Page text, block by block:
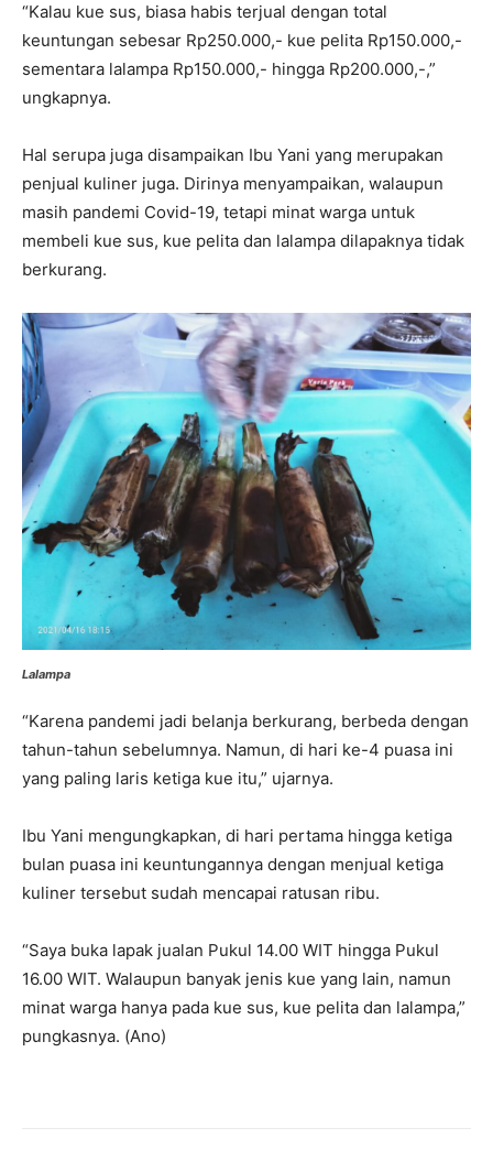
“Kalau kue sus, biasa habis terjual dengan total
keuntungan sebesar Rp250.000,- kue pelita Rp150.000,-
sementara lalampa Rp150.000,- hingga Rp200.000,-,”
ungkapnya.
Hal serupa juga disampaikan Ibu Yani yang merupakan
penjual kuliner juga. Dirinya menyampaikan, walaupun
masih pandemi Covid-19, tetapi minat warga untuk
membeli kue sus, kue pelita dan lalampa dilapaknya tidak
berkurang.
Lalampa
“Karena pandemi jadi belanja berkurang, berbeda dengan
tahun-tahun sebelumnya. Namun, di hari ke-4 puasa ini
yang paling laris ketiga kue itu,” ujarnya.
Ibu Yani mengungkapkan, di hari pertama hingga ketiga
bulan puasa ini keuntungannya dengan menjual ketiga
kuliner tersebut sudah mencapai ratusan ribu.
“Saya buka lapak jualan Pukul 14.00 WIT hingga Pukul
16.00 WIT. Walaupun banyak jenis kue yang lain, namun
minat warga hanya pada kue sus, kue pelita dan lalampa,”
pungkasnya. (Ano)